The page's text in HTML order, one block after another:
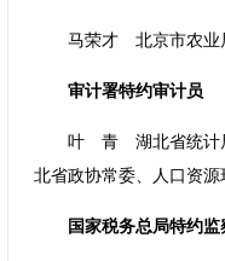
马荣才 北京市农业局
审计署特约审计员
叶 青 湖北省统计局
北省政协常委、人口资
国家税务总局特约监